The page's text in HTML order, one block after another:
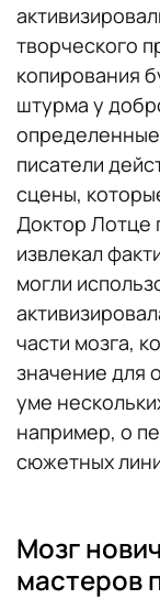
творческого
копирования
штурма у
писатели
сцены,
Доктор Лотце
извлекал
могли
части мозга,
значение для
уме
например, о
сюжетных
Мозг
мастеров